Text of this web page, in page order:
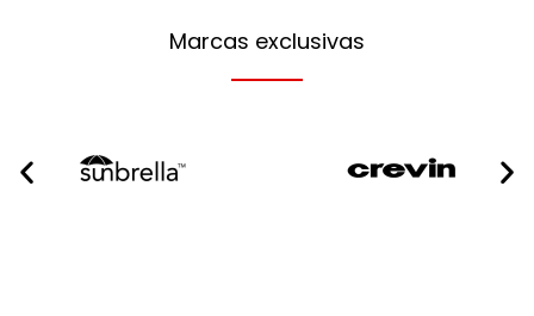
Marcas exclusivas